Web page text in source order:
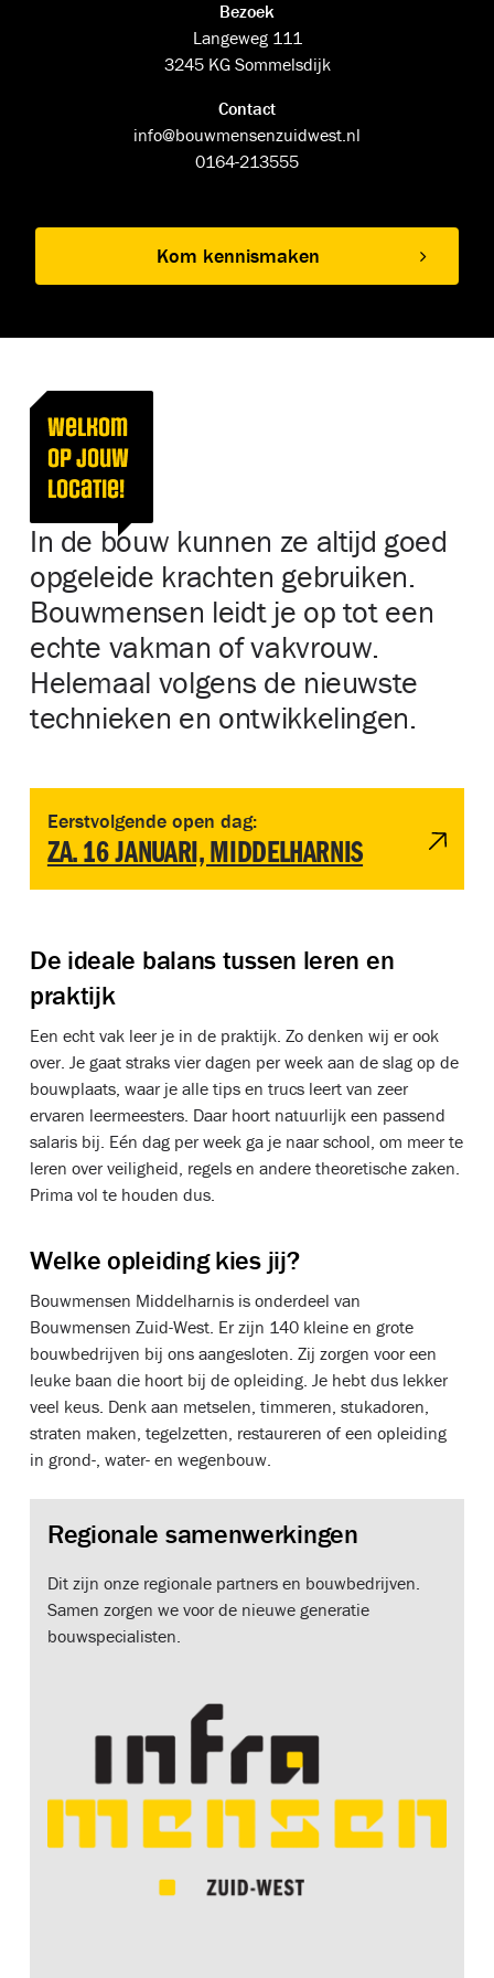
Bezoek
Langeweg 111
3245 KG Sommelsdijk
Contact
info@bouwmensenzuidwest.nl
0164-213555
Kom kennismaken
In de bouw kunnen ze altijd goed
opgeleide krachten gebruiken.
Bouwmensen leidt je op tot een
echte vakman of vakvrouw.
Helemaal volgens de nieuwste
technieken en ontwikkelingen.
Welkom
op jouw
locatie!
Eerstvolgende open dag:
ZA. 16 JANUARI, MIDDELHARNIS
De ideale balans tussen leren en
praktijk
Een echt vak leer je in de praktijk. Zo denken wij er ook
over. Je gaat straks vier dagen per week aan de slag op de
bouwplaats, waar je alle tips en trucs leert van zeer
ervaren leermeesters. Daar hoort natuurlijk een passend
salaris bij. Eén dag per week ga je naar school, om meer te
leren over veiligheid, regels en andere theoretische zaken.
Prima vol te houden dus.
Welke opleiding kies jij?
Bouwmensen Middelharnis is onderdeel van
Bouwmensen Zuid-West. Er zijn 140 kleine en grote
bouwbedrijven bij ons aangesloten. Zij zorgen voor een
leuke baan die hoort bij de opleiding. Je hebt dus lekker
veel keus. Denk aan metselen, timmeren, stukadoren,
straten maken, tegelzetten, restaureren of een opleiding
in grond-, water- en wegenbouw.
Regionale samenwerkingen
Dit zijn onze regionale partners en bouwbedrijven.
Samen zorgen we voor de nieuwe generatie
bouwspecialisten.